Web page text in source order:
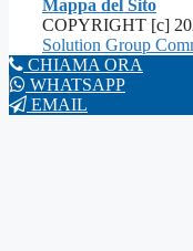
Mappa del Sito
COPYRIGHT [c]
Solution Group
CHIAMA ORA
WHATSAPP
EMAIL